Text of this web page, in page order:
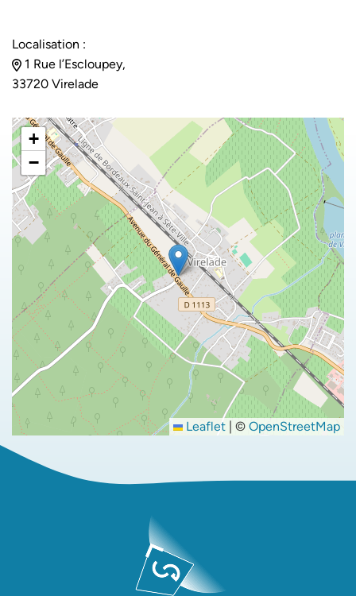
Localisation :
1 Rue l’Escloupey,
33720 Virelade
+
−
Leaflet | © OpenStreetMap